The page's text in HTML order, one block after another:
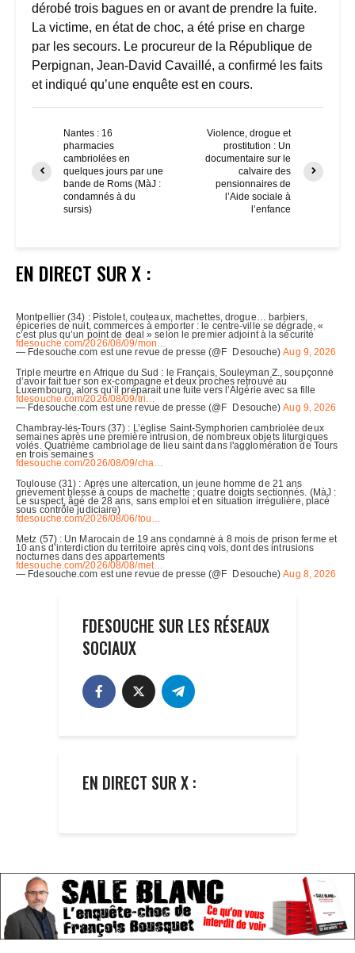
dérobé trois bagues en or avant de prendre la fuite.
La victime, en état de choc, a été prise en charge
par les secours. Le procureur de la République de
Perpignan, Jean-David Cavaillé, a confirmé les faits
et indiqué qu’une enquête est en cours.​
Nantes : 16
pharmacies
cambriolées en
quelques jours par une
bande de Roms (MàJ :
condamnés à du
sursis)
Violence, drogue et
prostitution : Un
documentaire sur le
calvaire des
pensionnaires de
l’Aide sociale à
l’enfance
EN DIRECT SUR X :
FDESOUCHE SUR LES RÉSEAUX
SOCIAUX
EN DIRECT SUR X :